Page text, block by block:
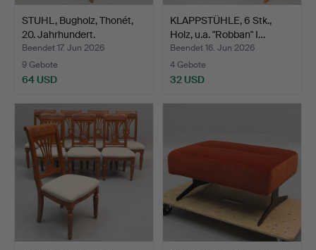
STUHL, Bugholz, Thonét,
20. Jahrhundert.
Beendet 17. Jun 2026
9 Gebote
64 USD
KLAPPSTÜHLE, 6 Stk.,
Holz, u.a. "Robban" I…
Beendet 16. Jun 2026
4 Gebote
32 USD